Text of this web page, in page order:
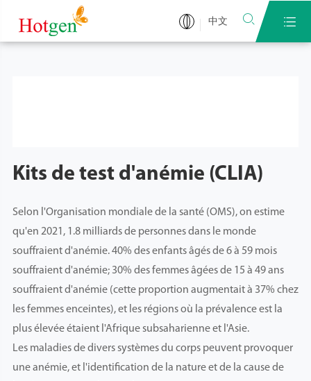
中文  
Kits de test d'anémie (CLIA)
Selon l'Organisation mondiale de la santé (OMS), on estime
qu'en 2021, 1.8 milliards de personnes dans le monde
souffraient d'anémie. 40% des enfants âgés de 6 à 59 mois
souffraient d'anémie; 30% des femmes âgées de 15 à 49 ans
souffraient d'anémie (cette proportion augmentait à 37% chez
les femmes enceintes), et les régions où la prévalence est la
plus élevée étaient l'Afrique subsaharienne et l'Asie.
Les maladies de divers systèmes du corps peuvent provoquer
une anémie, et l'identification de la nature et de la cause de